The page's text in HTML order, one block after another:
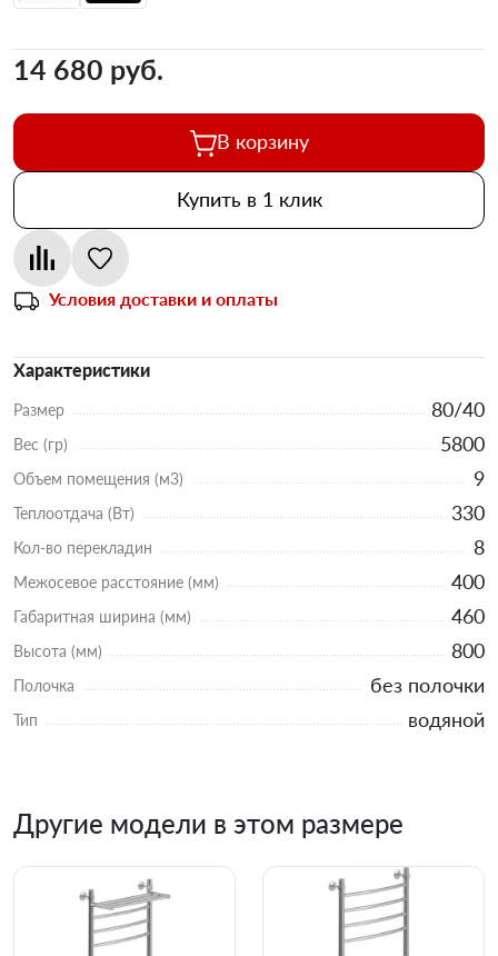
14 680 pуб.
В корзину
Купить в 1 клик
Условия доставки и оплаты
Характеристики
Размер 80/40
Вес (гр) 5800
Объем помещения (м3) 9
Теплоотдача (Вт) 330
Кол-во перекладин 8
Межосевое расстояние (мм) 400
Габаритная ширина (мм) 460
Высота (мм) 800
Полочка без полочки
Тип водяной
Другие модели в этом размере